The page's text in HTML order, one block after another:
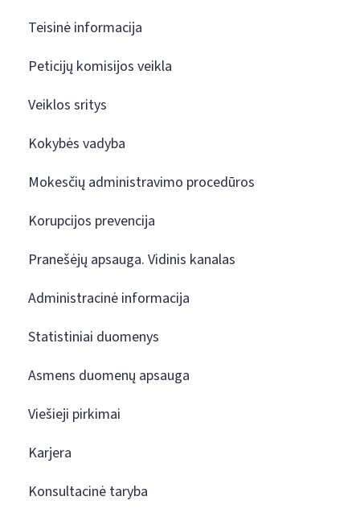
Teisinė informacija
Peticijų komisijos veikla
Veiklos sritys
Kokybės vadyba
Mokesčių administravimo procedūros
Korupcijos prevencija
Pranešėjų apsauga. Vidinis kanalas
Administracinė informacija
Statistiniai duomenys
Asmens duomenų apsauga
Viešieji pirkimai
Karjera
Konsultacinė taryba